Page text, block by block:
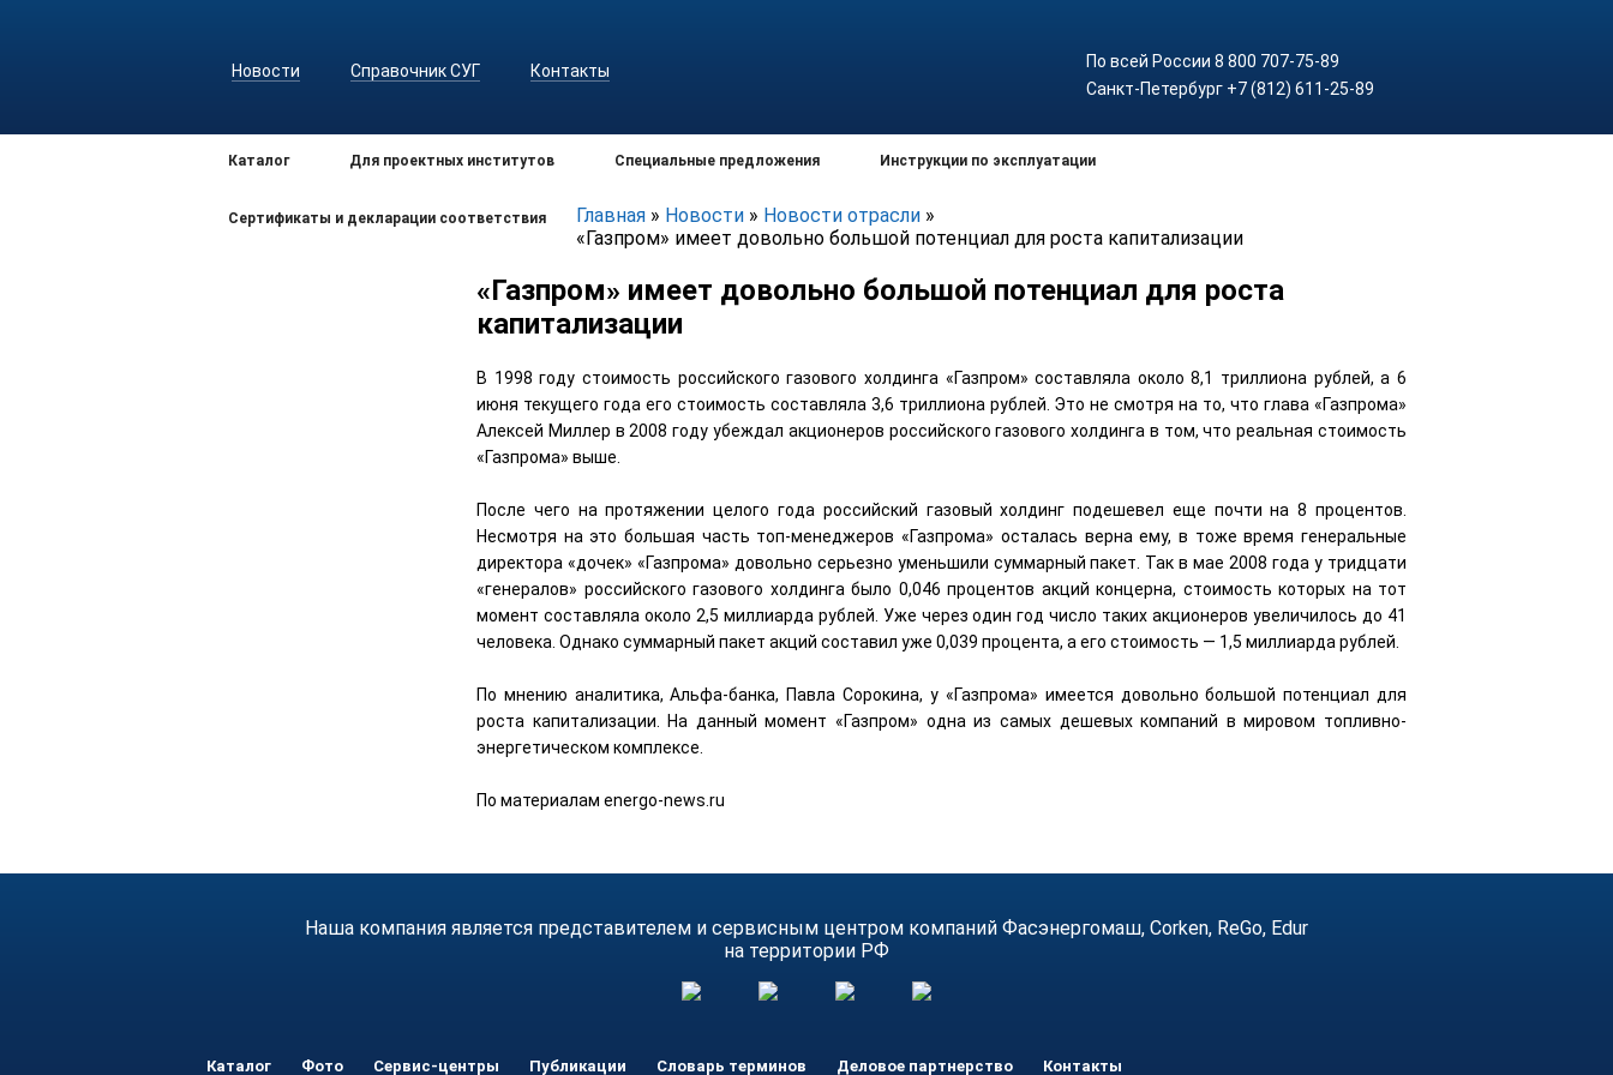
Новости Справочник СУГ Контакты
По всей России 8 800 707-75-89
Санкт-Петербург +7 (812) 611-25-89
Каталог Для проектных институтов Специальные предложения Инструкции по эксплуатации
Сертификаты и декларации соответствия Главная » Новости » Новости отрасли »
«Газпром» имеет довольно большой потенциал для роста капитализации
«Газпром» имеет довольно большой потенциал для роста
капитализации
В 1998 году стоимость российского газового холдинга «Газпром» составляла около 8,1 триллиона рублей, а 6
июня текущего года его стоимость составляла 3,6 триллиона рублей. Это не смотря на то, что глава «Газпрома»
Алексей Миллер в 2008 году убеждал акционеров российского газового холдинга в том, что реальная стоимость
«Газпрома» выше.
После чего на протяжении целого года российский газовый холдинг подешевел еще почти на 8 процентов.
Несмотря на это большая часть топ-менеджеров «Газпрома» осталась верна ему, в тоже время генеральные
директора «дочек» «Газпрома» довольно серьезно уменьшили суммарный пакет. Так в мае 2008 года у тридцати
«генералов» российского газового холдинга было 0,046 процентов акций концерна, стоимость которых на тот
момент составляла около 2,5 миллиарда рублей. Уже через один год число таких акционеров увеличилось до 41
человека. Однако суммарный пакет акций составил уже 0,039 процента, а его стоимость — 1,5 миллиарда рублей.
По мнению аналитика, Альфа-банка, Павла Сорокина, у «Газпрома» имеется довольно большой потенциал для
роста капитализации. На данный момент «Газпром» одна из самых дешевых компаний в мировом топливно-
энергетическом комплексе.
По материалам energo-news.ru
Наша компания является представителем и сервисным центром компаний Фасэнергомаш, Corken, ReGo, Edur
на территории РФ
Каталог Фото Сервис-центры Публикации Словарь терминов Деловое партнерство Контакты